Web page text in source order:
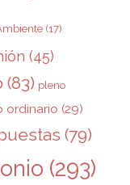
(17)
(45)
(83) pleno
ordinario (29)
(79)
(293)